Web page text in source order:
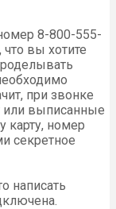
8-800-555-
что вы хотите
при звонке
или выписанные
карту, номер
секретное
написать